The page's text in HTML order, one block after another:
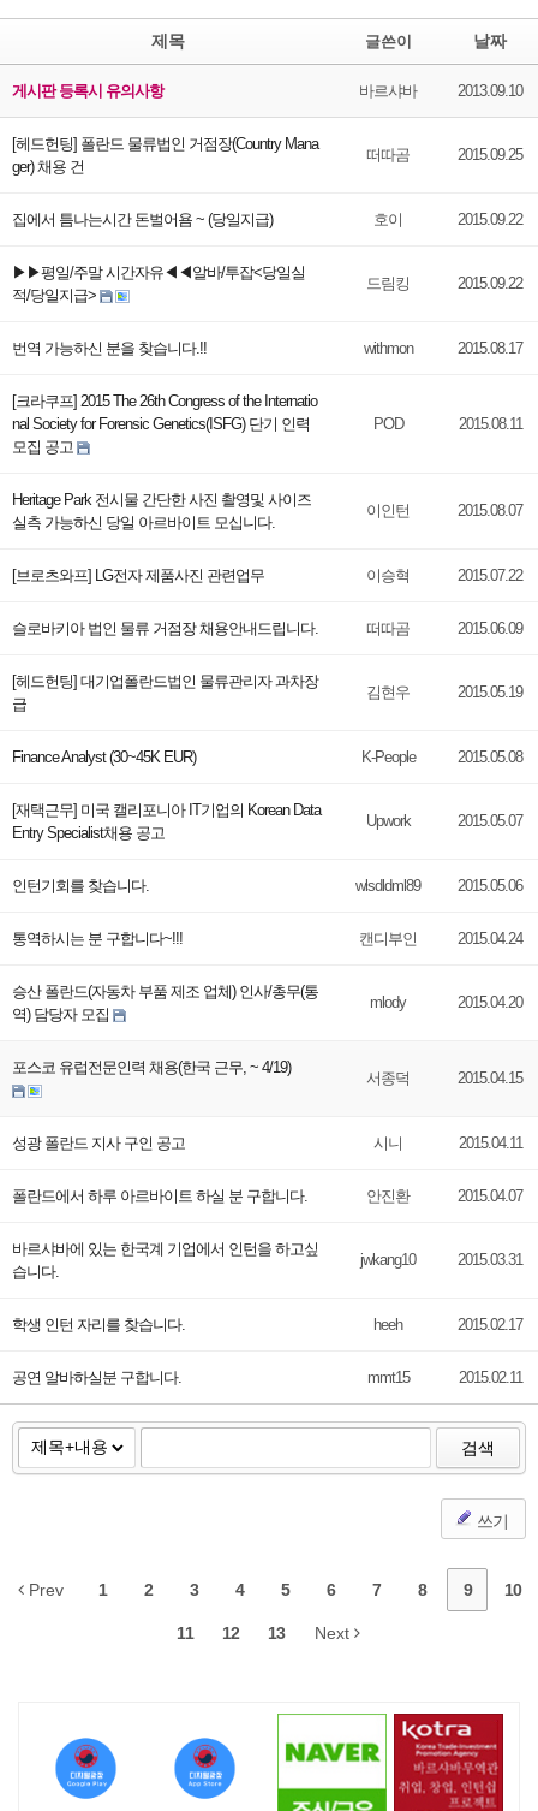
제목 글쓴이 날짜
게시판 등록시 유의사항 바르샤바 2013.09.10
[헤드헌팅] 폴란드 물류법인 거점장(Country Mana
ger) 채용 건
떠따곰 2015.09.25
집에서 틈나는시간 돈벌어욤 ~ (당일지급) 호이 2015.09.22
▶▶평일/주말 시간자유◀◀알바/투잡<당일실
적/당일지급>
드림킹 2015.09.22
번역 가능하신 분을 찾습니다.!! withmon 2015.08.17
[크라쿠프] 2015 The 26th Congress of the Internatio
nal Society for Forensic Genetics(ISFG) 단기 인력
모집 공고
POD 2015.08.11
Heritage Park 전시물 간단한 사진 촬영및 사이즈
실측 가능하신 당일 아르바이트 모십니다.
이인턴 2015.08.07
[브로츠와프] LG전자 제품사진 관련업무 이승혁 2015.07.22
슬로바키아 법인 물류 거점장 채용안내드립니다. 떠따곰 2015.06.09
[헤드헌팅] 대기업폴란드법인 물류관리자 과차장
급
김현우 2015.05.19
Finance Analyst (30~45K EUR) K-People 2015.05.08
[재택근무] 미국 캘리포니아 IT기업의 Korean Data
Entry Specialist채용 공고
Upwork 2015.05.07
인턴기회를 찾습니다. wlsdldml89 2015.05.06
통역하시는 분 구합니다~!!! 캔디부인 2015.04.24
승산 폴란드(자동차 부품 제조 업체) 인사/총무(통
역) 담당자 모집
mlody 2015.04.20
포스코 유럽전문인력 채용(한국 근무, ~ 4/19)
서종덕 2015.04.15
성광 폴란드 지사 구인 공고 시니 2015.04.11
폴란드에서 하루 아르바이트 하실 분 구합니다. 안진환 2015.04.07
바르샤바에 있는 한국계 기업에서 인턴을 하고싶
습니다.
jwkang10 2015.03.31
학생 인턴 자리를 찾습니다. heeh 2015.02.17
공연 알바하실분 구합니다. mmt15 2015.02.11
검색
쓰기
Prev 1 2 3 4 5 6 7 8 9 10
11 12 13 Next